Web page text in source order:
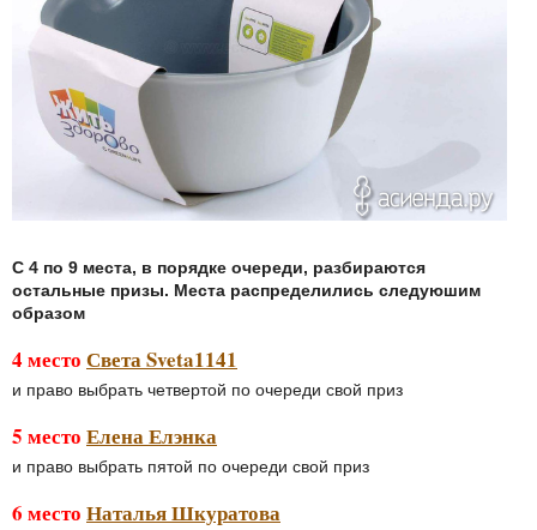
С 4 по 9 места, в порядке очереди, разбираются
остальные призы. Места распределились следуюшим
образом
4 место Света Sveta1141
и право выбрать четвертой по очереди свой приз
5 место Елена Елэнка
и право выбрать пятой по очереди свой приз
6 место Наталья Шкуратова